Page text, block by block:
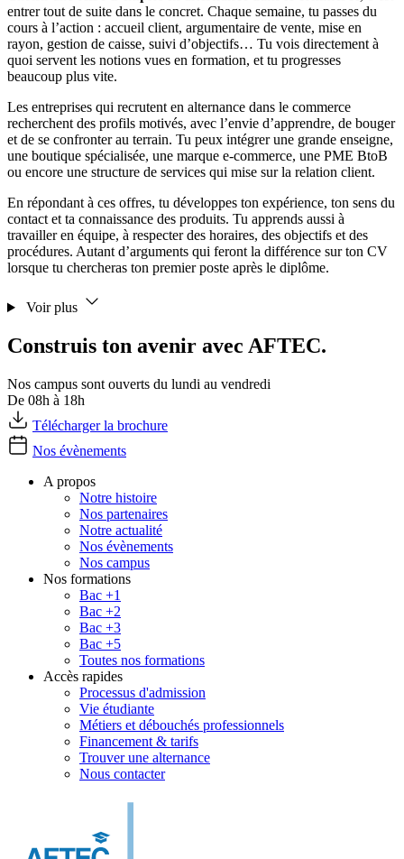
entrer tout de suite dans le concret. Chaque semaine, tu passes du
cours à l’action : accueil client, argumentaire de vente, mise en
rayon, gestion de caisse, suivi d’objectifs… Tu vois directement à
quoi servent les notions vues en formation, et tu progresses
beaucoup plus vite.
Les entreprises qui recrutent en alternance dans le commerce
recherchent des profils motivés, avec l’envie d’apprendre, de bouger
et de se confronter au terrain. Tu peux intégrer une grande enseigne,
une boutique spécialisée, une marque e-commerce, une PME BtoB
ou encore une structure de services qui mise sur la relation client.
En répondant à ces offres, tu développes ton expérience, ton sens du
contact et ta connaissance des produits. Tu apprends aussi à
travailler en équipe, à respecter des horaires, des objectifs et des
procédures. Autant d’arguments qui feront la différence sur ton CV
lorsque tu chercheras ton premier poste après le diplôme.
Voir plus
Construis ton avenir avec AFTEC.
Nos campus sont ouverts du lundi au vendredi
De 08h à 18h
Télécharger la brochure
Nos évènements
A propos
Notre histoire
Nos partenaires
Notre actualité
Nos évènements
Nos campus
Nos formations
Bac +1
Bac +2
Bac +3
Bac +5
Toutes nos formations
Accès rapides
Processus d'admission
Vie étudiante
Métiers et débouchés professionnels
Financement & tarifs
Trouver une alternance
Nous contacter